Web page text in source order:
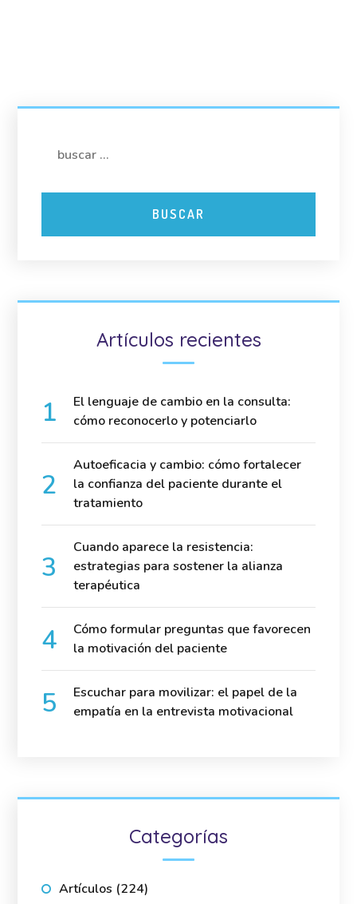
Artículos recientes
El lenguaje de cambio en la consulta:
cómo reconocerlo y potenciarlo
Autoeficacia y cambio: cómo fortalecer
la confianza del paciente durante el
tratamiento
Cuando aparece la resistencia:
estrategias para sostener la alianza
terapéutica
Cómo formular preguntas que favorecen
la motivación del paciente
Escuchar para movilizar: el papel de la
empatía en la entrevista motivacional
Categorías
Artículos (224)